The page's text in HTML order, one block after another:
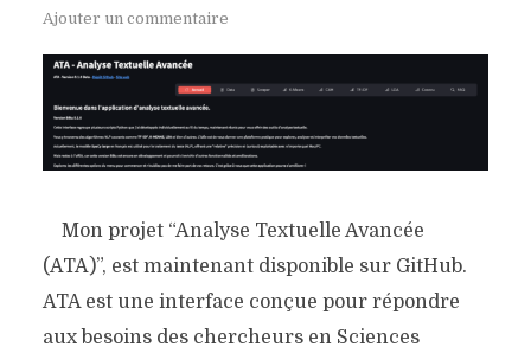
Ajouter un commentaire
Mon projet “Analyse Textuelle Avancée
(ATA)”, est maintenant disponible sur GitHub.
ATA est une interface conçue pour répondre
aux besoins des chercheurs en Sciences